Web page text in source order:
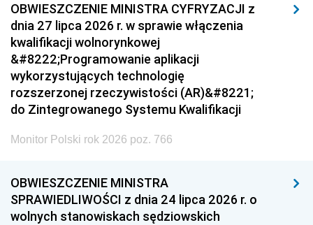
OBWIESZCZENIE MINISTRA CYFRYZACJI z
dnia 27 lipca 2026 r. w sprawie włączenia
kwalifikacji wolnorynkowej
&#8222;Programowanie aplikacji
wykorzystujących technologię
rozszerzonej rzeczywistości (AR)&#8221;
do Zintegrowanego Systemu Kwalifikacji
Monitor Polski rok 2026 poz. 766
OBWIESZCZENIE MINISTRA
SPRAWIEDLIWOŚCI z dnia 24 lipca 2026 r. o
wolnych stanowiskach sędziowskich